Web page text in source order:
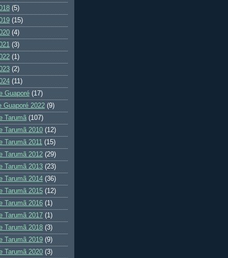
(5)
(15)
(4)
(3)
(1)
(2)
(11)
Guaporé (17)
Guaporé 2022 (9)
Tarumã (107)
Tarumã 2010 (12)
Tarumã 2011 (15)
Tarumã 2012 (29)
Tarumã 2013 (23)
Tarumã 2014 (36)
Tarumã 2015 (12)
Tarumã 2016 (1)
Tarumã 2017 (1)
Tarumã 2018 (3)
Tarumã 2019 (9)
Tarumã 2020 (3)